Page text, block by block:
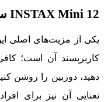
INSTAX Mini 12 سبز نعنایی
یکی از مزیت‌های اصلی
کاربرپسند آن است؛
دهید، دوربین را روشن
نعنایی آن نیز برای